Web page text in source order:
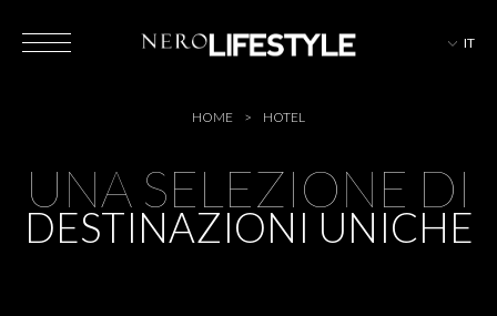
IT
HOTEL
HOME HOTEL
UNA SELEZIONE DI
DESTINAZIONI UNICHE